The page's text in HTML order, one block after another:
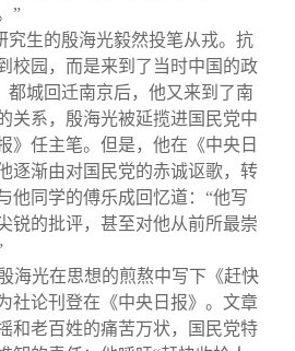
”
究生的殷海光毅然投笔从戎。抗
校园，而是来到了当时中国的政
都城回迁南京后，他又来到了南
关系，殷海光被延揽进国民党中
》任主笔。但是，他在《中央日
逐渐由对国民党的赤诚讴歌，转
他同学的傅乐成回忆道：“他写
锐的批评，甚至对他从前所最崇
海光在思想的煎熬中写下《赶快
社论刊登在《中央日报》。文章
和老百姓的痛苦万状，国民党特